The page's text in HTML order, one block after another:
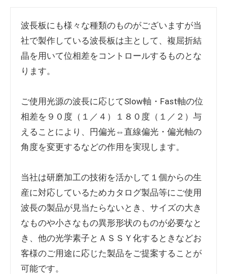
波長板にも様々な種類のものがございますが当
社で製作している波長板は主として、複屈折結
晶を用いて位相差をコントロールするものとな
ります。
ご使用光源の波長に応じてSlow軸・Fast軸の位
相差を９０度（１／４）１８０度（１／２）与
えることにより、円偏光⇔直線偏光・偏光軸の
角度を変更するなどの作用を実現します。
当社は研磨加工の技術を活かして１個からの生
産に対応しているためカタログ製品等にご使用
波長の製品が見当たらないとき、サイズの大き
なものや小さなもの異形形状のものが必要なと
き、他の光学素子とＡＳＳＹ化するときなどお
客様のご用途に応じた製品をご提案することが
可能です。